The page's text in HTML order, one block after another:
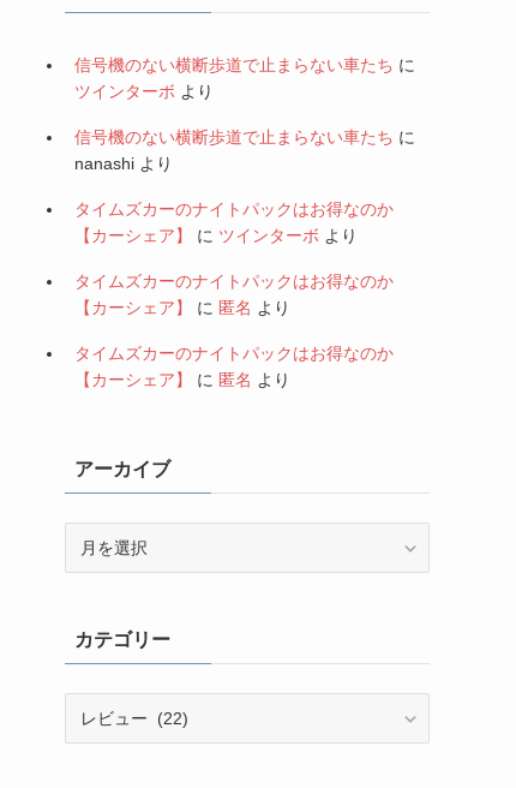
信号機のない横断歩道で止まらない車たち に
ツインターボ より
信号機のない横断歩道で止まらない車たち に
nanashi より
タイムズカーのナイトパックはお得なのか
【カーシェア】
に ツインターボ より
タイムズカーのナイトパックはお得なのか
【カーシェア】
に 匿名 より
タイムズカーのナイトパックはお得なのか
【カーシェア】
に 匿名 より
アーカイブ
ブカテゴリー